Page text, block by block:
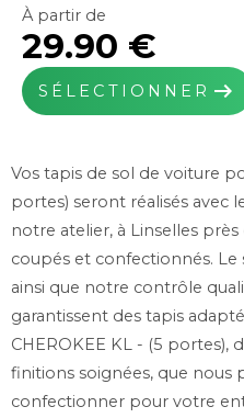
l'humidité pénétrer sur
Il est indispensable
de fortes pluies.
Fabriqué en France
Caoutchouc thermo
Poids total : 1900g/m²
Épaisseur : 7mm
Noir, Beige
Système de fixations
Grand choix de coloris
À partir de
29.90 €
SÉLECTIONNER arrow_right_alt
Vos tapis de sol de voiture
portes) seront réalisés avec
notre atelier, à Linselles
coupés et confectionnés. Le
ainsi que notre contrôle
garantissent des tapis
CHEROKEE KL - (5 portes),
finitions soignées, que nous
confectionner pour votre